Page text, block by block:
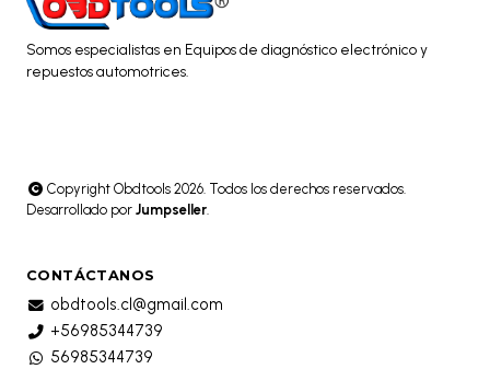
Somos especialistas en Equipos de diagnóstico electrónico y
repuestos automotrices.
Copyright Obdtools 2026. Todos los derechos reservados.
Desarrollado por Jumpseller
CONTÁCTANOS
obdtools.cl@gmail.com
+56985344739
56985344739